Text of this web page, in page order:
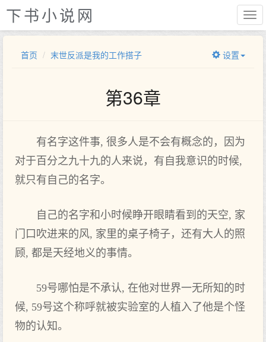
下书小说网
首页 末世反派是我的工作搭子 设置
第36章
有名字这件事, 很多人是不会有概念的，因为
对于百分之九十九的人来说，有自我意识的时候,
就只有自己的名字。
自己的名字和小时候睁开眼睛看到的天空, 家
门口吹进来的风, 家里的桌子椅子，还有大人的照
顾, 都是天经地义的事情。
59号哪怕是不承认, 在他对世界一无所知的时
候, 59号这个称呼就被实验室的人植入了他是个怪
物的认知。